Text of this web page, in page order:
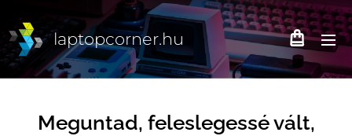
laptopcorner.hu
Meguntad, feleslegessé vált,